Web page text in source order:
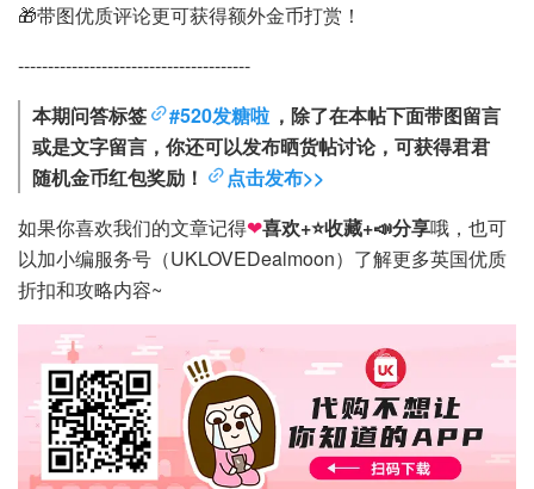
🎁带图优质评论更可获得额外金币打赏！
---------------------------------------
本期问答标签
#520发糖啦 ，除了在本帖下面带图留言
或是文字留言，你还可以发布晒货帖讨论，可获得君君
随机金币红包奖励！
点击发布>>
如果你喜欢我们的文章记得❤喜欢+⭐收藏+📣分享哦，也可
以加小编服务号（UKLOVEDealmoon）了解更多英国优质
折扣和攻略内容~